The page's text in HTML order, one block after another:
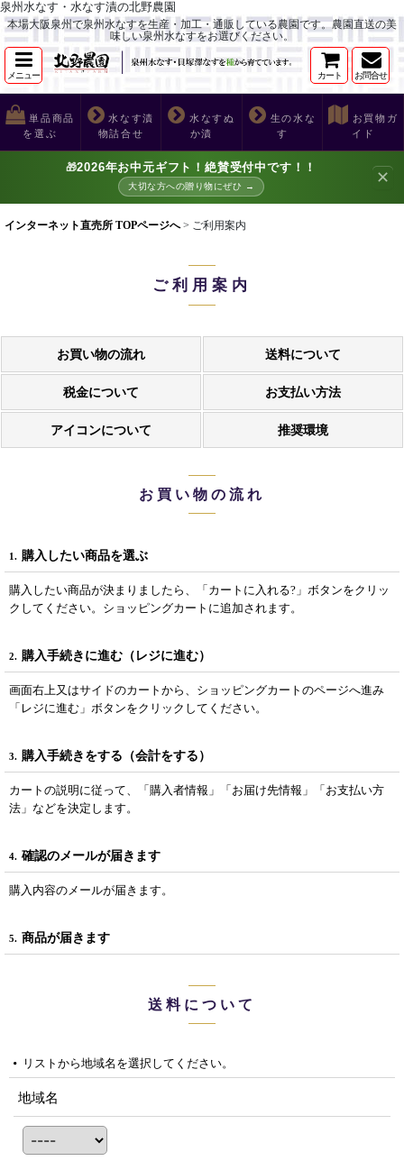
泉州水なす・水なす漬の北野農園
本場大阪泉州で泉州水なすを生産・加工・通販している農園です。農園直送の美
味しい泉州水なすをお選びください。
メニュー カート お問合せ
単品商品
を選ぶ
水なす漬
物詰合せ
水なすぬ
か漬
生の水な
す
お買物ガ
イド
🎁2026年お中元ギフト！絶賛受付中です！！
大切な方への贈り物にぜひ → ✕
インターネット直売所 TOPページへ > ご利用案内
ご利用案内
お買い物の流れ 送料について
税金について お支払い方法
アイコンについて 推奨環境
お買い物の流れ
1. 購入したい商品を選ぶ
購入したい商品が決まりましたら、「カートに入れる?」ボタンをクリッ
クしてください。ショッピングカートに追加されます。
2. 購入手続きに進む（レジに進む）
画面右上又はサイドのカートから、ショッピングカートのページへ進み
「レジに進む」ボタンをクリックしてください。
3. 購入手続きをする（会計をする）
カートの説明に従って、「購入者情報」「お届け先情報」「お支払い方
法」などを決定します。
4. 確認のメールが届きます
購入内容のメールが届きます。
5. 商品が届きます
送料について
リストから地域名を選択してください。
地域名